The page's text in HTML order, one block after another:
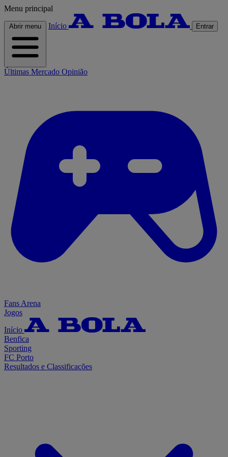
Menu principal
Abrir menu Início Entrar
Últimas Mercado Opinião
Fans Arena
Jogos
Início
Benfica
Sporting
FC Porto
Resultados e Classificações